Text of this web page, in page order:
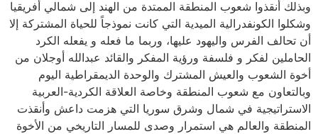
وبذلك أنقذوا شعوب المنطقة الممتدة من الهند إلى شمالي أفريقيا
وشكلوا الكونفدرالية الميدية التي كانت نموذجاً للحياة المشتركة إلا
أن تحالف الفرس واليهود عليها، وربما ما فعله و يفعله الكرد
الحاملين لفكر و فلسفة ورؤية المفكر والقائد عبدالله أوجلان من
أخوة الشعوب والعيش المشترك والوحدة الديمقراطية اليوم
وبالتعاون مع شعوب المنطقة وخاصة العلاقة الكردية-العربية
الاستراتيجية في شمال وشرق سوريا التي هزمت داعش وأنقذت
المنطقة والعالم هي استمرار وصدى للمسار التاريخي من الأخوة